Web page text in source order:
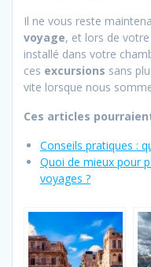
Il ne vous reste
voyage, et lors de
installé dans votre
ces excursions sans
vite lorsque nous
Ces articles
Conseils pratiques :
Quoi de mieux pour
voyages ?